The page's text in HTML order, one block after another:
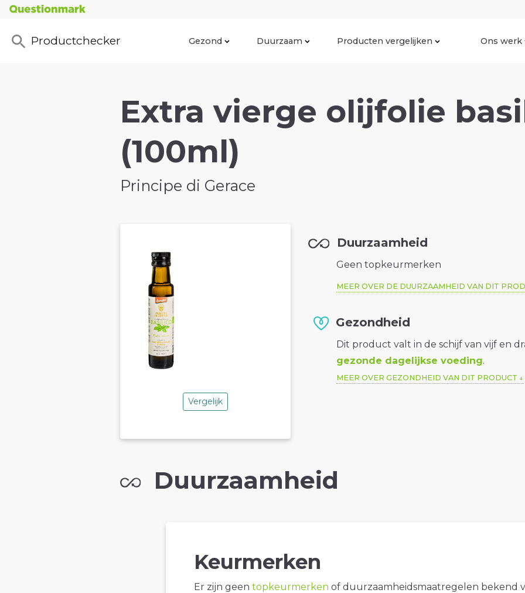
Productchecker Gezond Duurzaam Producten vergelijken Ons werk
Extra vierge olijfolie
(100ml)
Principe di Gerace
Vergelijk
Duurzaamheid
Geen topkeurmerken
MEER OVER DE DUURZAAMHEID VAN DIT
Gezondheid
Dit product valt in de schijf van vijf en
gezonde dagelijkse voeding.
MEER OVER GEZONDHEID VAN DIT PRODUCT
Duurzaamheid
Keurmerken
Er zijn geen topkeurmerken of duurzaamheidsmaatregelen bekend